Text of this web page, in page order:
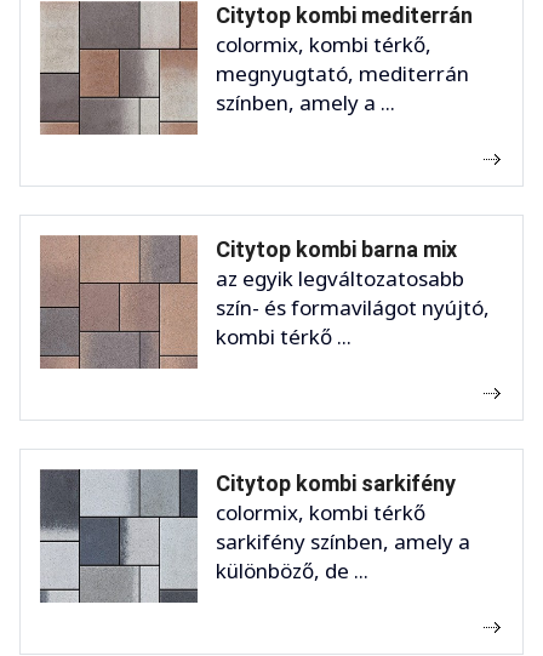
Citytop kombi mediterrán
colormix, kombi térkő,
megnyugtató, mediterrán
színben, amely a ...
Citytop kombi barna mix
az egyik legváltozatosabb
szín- és formavilágot nyújtó,
kombi térkő ...
Citytop kombi sarkifény
colormix, kombi térkő
sarkifény színben, amely a
különböző, de ...